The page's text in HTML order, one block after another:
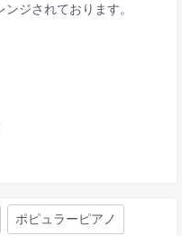
ジされております。
ポピュラーピアノ